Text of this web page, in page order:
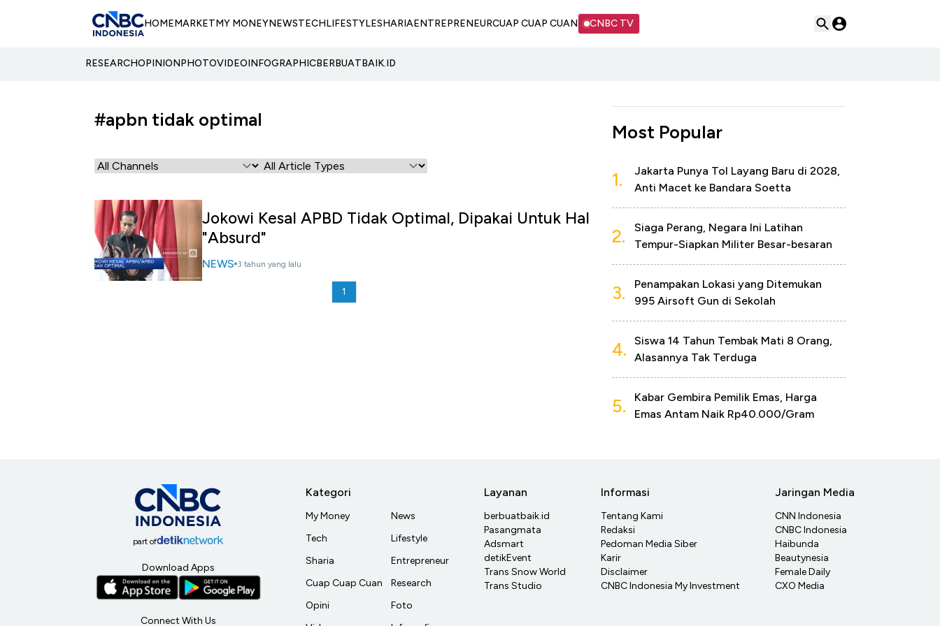
HOMEMARKETMY MONEYNEWSTECHLIFESTYLESHARIAENTREPRENEURCUAP CUAP CUAN CNBC TV
RESEARCHOPINIONPHOTOVIDEOINFOGRAPHICBERBUATBAIK.ID
#apbn tidak optimal
Jokowi Kesal APBD Tidak Optimal, Dipakai Untuk Hal
"Absurd"
NEWS 3 tahun yang lalu
1
Most Popular
1.
Jakarta Punya Tol Layang Baru di 2028,
Anti Macet ke Bandara Soetta
2.
Siaga Perang, Negara Ini Latihan
Tempur-Siapkan Militer Besar-besaran
3.
Penampakan Lokasi yang Ditemukan
995 Airsoft Gun di Sekolah
4.
Siswa 14 Tahun Tembak Mati 8 Orang,
Alasannya Tak Terduga
5.
Kabar Gembira Pemilik Emas, Harga
Emas Antam Naik Rp40.000/Gram
part of
Download Apps
Connect With Us
Kategori
My Money
Tech
Sharia
Cuap Cuap Cuan
Opini
News
Lifestyle
Entrepreneur
Research
Foto
Layanan
berbuatbaik.id
Pasangmata
Adsmart
detikEvent
Trans Snow World
Trans Studio
Informasi
Tentang Kami
Redaksi
Pedoman Media Siber
Karir
Disclaimer
CNBC Indonesia My Investment
Jaringan Media
CNN Indonesia
CNBC Indonesia
Haibunda
Beautynesia
Female Daily
CXO Media